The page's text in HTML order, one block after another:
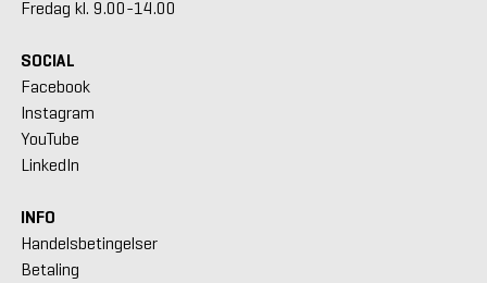
Fredag kl. 9.00-14.00
SOCIAL
Facebook
Instagram
YouTube
LinkedIn
INFO
Handelsbetingelser
Betaling